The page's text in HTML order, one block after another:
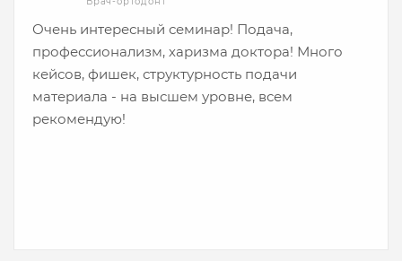
уделено именно функции, правильному
смыканию.
Спасибо огромное за этот семинар, два дня
пролетели просто незаметно. Я очень всем его
Очень интересный семинар! Подача,
профессионализм, харизма доктора! Много
кейсов, фишек, структурность подачи
материала - на высшем уровне, всем
рекомендую!